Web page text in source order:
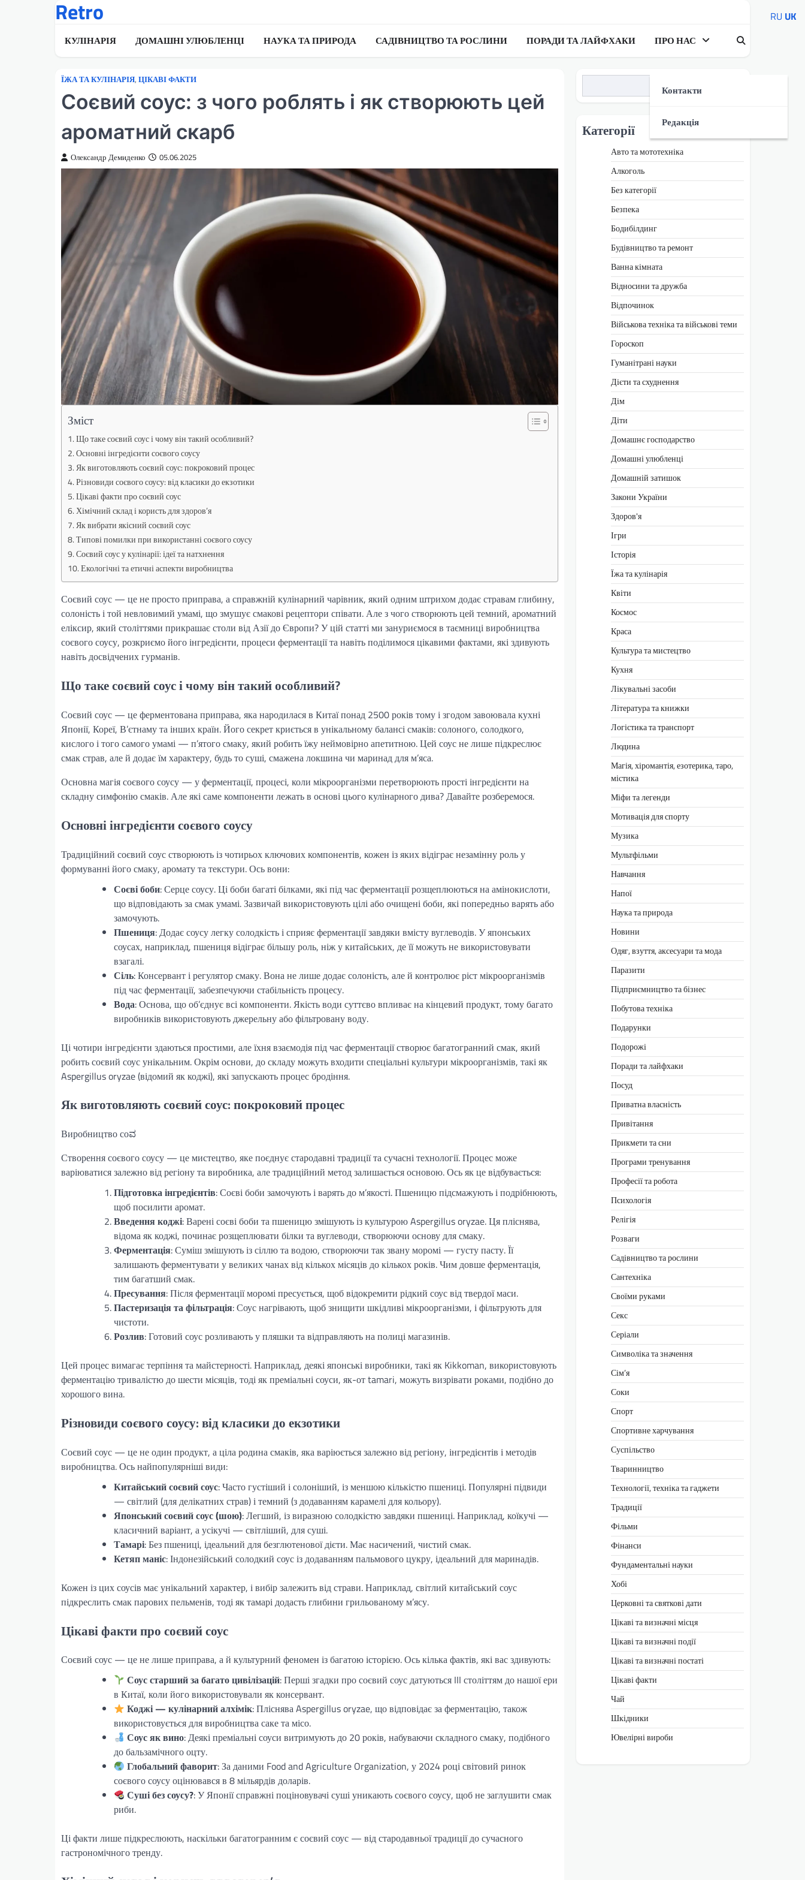
Retro
КУЛІНАРІЯ ДОМАШНІ УЛЮБЛЕНЦІ НАУКА ТА ПРИРОДА САДІВНИЦТВО ТА РОСЛИНИ ПОРАДИ ТА ЛАЙФХАКИ ПРО НАС
Контакти
Редакція
ЇЖА ТА КУЛІНАРІЯ, ЦІКАВІ ФАКТИ
Соєвий соус: з чого роблять і як створюють цей
ароматний скарб
Олександр Демиденко 05.06.2025
Зміст
Що таке соєвий соус і чому він такий особливий?
Основні інгредієнти соєвого соусу
Як виготовляють соєвий соус: покроковий процес
Різновиди соєвого соусу: від класики до екзотики
Цікаві факти про соєвий соус
Хімічний склад і користь для здоров’я
Як вибрати якісний соєвий соус
Типові помилки при використанні соєвого соусу
Соєвий соус у кулінарії: ідеї та натхнення
Екологічні та етичні аспекти виробництва
Соєвий соус — це не просто приправа, а справжній кулінарний чарівник, який одним штрихом додає стравам глибину,
солоність і той невловимий умамі, що змушує смакові рецептори співати. Але з чого створюють цей темний, ароматний
еліксир, який століттями прикрашає столи від Азії до Європи? У цій статті ми зануриємося в таємниці виробництва
соєвого соусу, розкриємо його інгредієнти, процеси ферментації та навіть поділимося цікавими фактами, які здивують
навіть досвідчених гурманів.
Що таке соєвий соус і чому він такий особливий?
Соєвий соус — це ферментована приправа, яка народилася в Китаї понад 2500 років тому і згодом завоювала кухні
Японії, Кореї, В’єтнаму та інших країн. Його секрет криється в унікальному балансі смаків: солоного, солодкого,
кислого і того самого умамі — п’ятого смаку, який робить їжу неймовірно апетитною. Цей соус не лише підкреслює
смак страв, але й додає їм характеру, будь то суші, смажена локшина чи маринад для м’яса.
Основна магія соєвого соусу — у ферментації, процесі, коли мікроорганізми перетворюють прості інгредієнти на
складну симфонію смаків. Але які саме компоненти лежать в основі цього кулінарного дива? Давайте розберемося.
Основні інгредієнти соєвого соусу
Традиційний соєвий соус створюють із чотирьох ключових компонентів, кожен із яких відіграє незамінну роль у
формуванні його смаку, аромату та текстури. Ось вони:
Соєві боби: Серце соусу. Ці боби багаті білками, які під час ферментації розщеплюються на амінокислоти,
що відповідають за смак умамі. Зазвичай використовують цілі або очищені боби, які попередньо варять або
замочують.
Пшениця: Додає соусу легку солодкість і сприяє ферментації завдяки вмісту вуглеводів. У японських
соусах, наприклад, пшениця відіграє більшу роль, ніж у китайських, де її можуть не використовувати
взагалі.
Сіль: Консервант і регулятор смаку. Вона не лише додає солоність, але й контролює ріст мікроорганізмів
під час ферментації, забезпечуючи стабільність процесу.
Вода: Основа, що об’єднує всі компоненти. Якість води суттєво впливає на кінцевий продукт, тому багато
виробників використовують джерельну або фільтровану воду.
Ці чотири інгредієнти здаються простими, але їхня взаємодія під час ферментації створює багатогранний смак, який
робить соєвий соус унікальним. Окрім основи, до складу можуть входити спеціальні культури мікроорганізмів, такі як
Aspergillus oryzae (відомий як коджі), які запускають процес бродіння.
Як виготовляють соєвий соус: покроковий процес
Виробництво соವ
Створення соєвого соусу — це мистецтво, яке поєднує стародавні традиції та сучасні технології. Процес може
варіюватися залежно від регіону та виробника, але традиційний метод залишається основою. Ось як це відбувається:
Підготовка інгредієнтів: Соєві боби замочують і варять до м’якості. Пшеницю підсмажують і подрібнюють,
щоб посилити аромат.
Введення коджі: Варені соєві боби та пшеницю змішують із культурою Aspergillus oryzae. Ця пліснява,
відома як коджі, починає розщеплювати білки та вуглеводи, створюючи основу для смаку.
Ферментація: Суміш змішують із сіллю та водою, створюючи так звану моромі — густу пасту. Її
залишають ферментувати у великих чанах від кількох місяців до кількох років. Чим довше ферментація,
тим багатший смак.
Пресування: Після ферментації моромі пресується, щоб відокремити рідкий соус від твердої маси.
Пастеризація та фільтрація: Соус нагрівають, щоб знищити шкідливі мікроорганізми, і фільтрують для
чистоти.
Розлив: Готовий соус розливають у пляшки та відправляють на полиці магазинів.
Цей процес вимагає терпіння та майстерності. Наприклад, деякі японські виробники, такі як Kikkoman, використовують
ферментацію тривалістю до шести місяців, тоді як преміальні соуси, як-от tamari, можуть визрівати роками, подібно до
хорошого вина.
Різновиди соєвого соусу: від класики до екзотики
Соєвий соус — це не один продукт, а ціла родина смаків, яка варіюється залежно від регіону, інгредієнтів і методів
виробництва. Ось найпопулярніші види:
Китайський соєвий соус: Часто густіший і солоніший, із меншою кількістю пшениці. Популярні підвиди
— світлий (для делікатних страв) і темний (з додаванням карамелі для кольору).
Японський соєвий соус (шою): Легший, із виразною солодкістю завдяки пшениці. Наприклад, коїкучі —
класичний варіант, а усікучі — світліший, для суші.
Тамарі: Без пшениці, ідеальний для безглютенової дієти. Має насичений, чистий смак.
Кетяп маніс: Індонезійський солодкий соус із додаванням пальмового цукру, ідеальний для маринадів.
Кожен із цих соусів має унікальний характер, і вибір залежить від страви. Наприклад, світлий китайський соус
підкреслить смак парових пельменів, тоді як тамарі додасть глибини грильованому м’ясу.
Цікаві факти про соєвий соус
Соєвий соус — це не лише приправа, а й культурний феномен із багатою історією. Ось кілька фактів, які вас здивують:
Соус старший за багато цивілізацій: Перші згадки про соєвий соус датуються III століттям до нашої ери
в Китаї, коли його використовували як консервант.
Коджі — кулінарний алхімік: Пліснява Aspergillus oryzae, що відповідає за ферментацію, також
використовується для виробництва саке та місо.
Соус як вино: Деякі преміальні соуси витримують до 20 років, набуваючи складного смаку, подібного
до бальзамічного оцту.
Глобальний фаворит: За даними Food and Agriculture Organization, у 2024 році світовий ринок
соєвого соусу оцінювався в 8 мільярдів доларів.
Суші без соусу?: У Японії справжні поціновувачі суші уникають соєвого соусу, щоб не заглушити смак
риби.
Ці факти лише підкреслюють, наскільки багатогранним є соєвий соус — від стародавньої традиції до сучасного
гастрономічного тренду.
Категорії
Авто та мототехніка
Алкоголь
Без категорії
Безпека
Бодибілдинг
Будівництво та ремонт
Ванна кімната
Відносини та дружба
Відпочинок
Військова техніка та військові теми
Гороскоп
Гуманітрані науки
Дієти та схуднення
Дім
Діти
Домашнє господарство
Домашні улюбленці
Домашній затишок
Закони України
Здоров'я
Ігри
Історія
Їжа та кулінарія
Квіти
Космос
Краса
Культура та мистецтво
Кухня
Лікувальні засоби
Література та книжки
Логістика та транспорт
Людина
Магія, хіромантія, езотерика, таро,
містика
Міфи та легенди
Мотивація для спорту
Музика
Мультфільми
Навчання
Напої
Наука та природа
Новини
Одяг, взуття, аксесуари та мода
Паразити
Підприємництво та бізнес
Побутова техніка
Подарунки
Подорожі
Поради та лайфхаки
Посуд
Приватна власність
Привітання
Прикмети та сни
Програми тренування
Професії та робота
Психологія
Релігія
Розваги
Садівництво та рослини
Сантехніка
Своїми руками
Секс
Серіали
Символіка та значення
Сім’я
Соки
Спорт
Спортивне харчування
Суспільство
Тваринництво
Технології, техніка та гаджети
Традиції
Фільми
Фінанси
Фундаментальні науки
Хобі
Церковні та святкові дати
Цікаві та визначні місця
Цікаві та визначні події
Цікаві та визначні постаті
Цікаві факти
Чай
Шкідники
Ювелірні вироби
RU UK